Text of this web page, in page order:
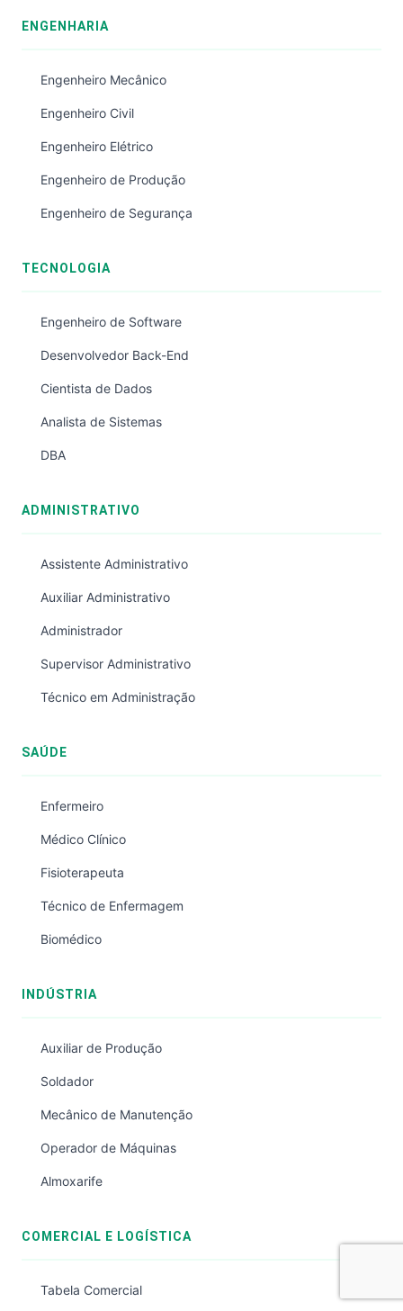
ENGENHARIA
Engenheiro Mecânico
Engenheiro Civil
Engenheiro Elétrico
Engenheiro de Produção
Engenheiro de Segurança
TECNOLOGIA
Engenheiro de Software
Desenvolvedor Back-End
Cientista de Dados
Analista de Sistemas
DBA
ADMINISTRATIVO
Assistente Administrativo
Auxiliar Administrativo
Administrador
Supervisor Administrativo
Técnico em Administração
SAÚDE
Enfermeiro
Médico Clínico
Fisioterapeuta
Técnico de Enfermagem
Biomédico
INDÚSTRIA
Auxiliar de Produção
Soldador
Mecânico de Manutenção
Operador de Máquinas
Almoxarife
COMERCIAL E LOGÍSTICA
Tabela Comercial